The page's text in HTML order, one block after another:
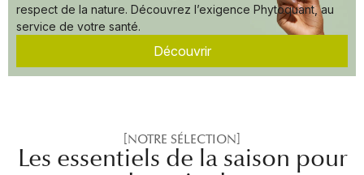
respect de la nature. Découvrez l’exigence Phytoquant, au
service de votre santé.
Découvrir
[NOTRE SÉLECTION]
Les essentiels de la saison pour